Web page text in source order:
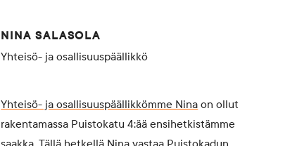
NINA SALASOLA
Yhteisö- ja osallisuuspäällikkö
Yhteisö- ja osallisuuspäällikkömme Nina on ollut
rakentamassa Puistokatu 4:ää ensihetkistämme